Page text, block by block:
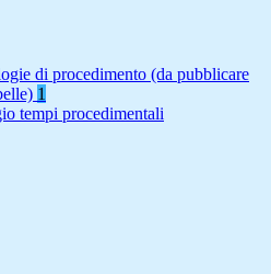
di procedimento (da pubblicare
1
tempi procedimentali